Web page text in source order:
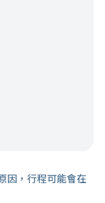
因，行程可能會在